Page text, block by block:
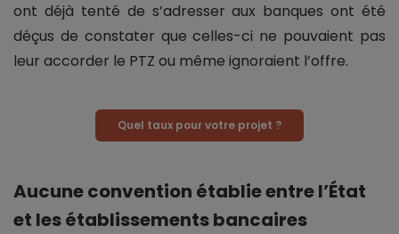
ont déjà tenté de s’adresser aux banques ont été
déçus de constater que celles-ci ne pouvaient pas
leur accorder le PTZ ou même ignoraient l’offre.
Quel taux pour votre projet ?
Aucune convention établie entre l’État
et les établissements bancaires